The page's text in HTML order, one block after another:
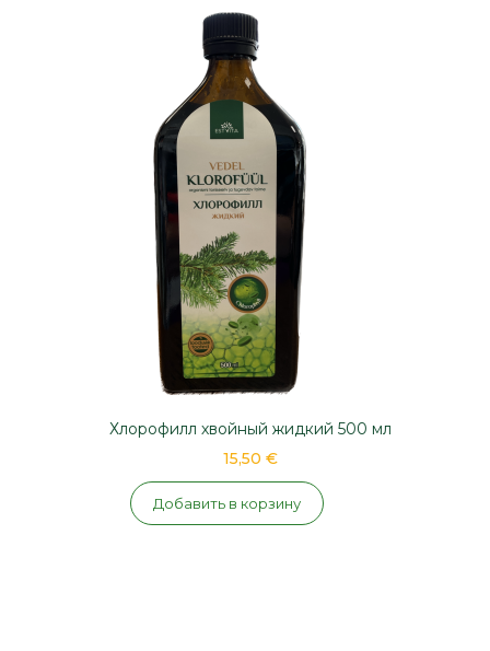
Хлорофилл хвойный жидкий 500 мл
15,50 €
Добавить в корзину